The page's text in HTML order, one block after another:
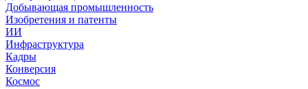
Добывающая промышленность
Изобретения и патенты
ИИ
Инфраструктура
Кадры
Конверсия
Космос